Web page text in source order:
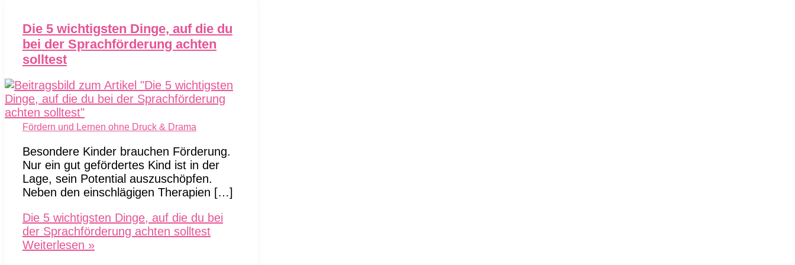
Die 5 wichtigsten Dinge, auf die du
bei der Sprachförderung achten
solltest
Fördern und Lernen ohne Druck & Drama
Besondere Kinder brauchen Förderung.
Nur ein gut gefördertes Kind ist in der
Lage, sein Potential auszuschöpfen.
Neben den einschlägigen Therapien […]
Die 5 wichtigsten Dinge, auf die du bei
der Sprachförderung achten solltest
Weiterlesen »